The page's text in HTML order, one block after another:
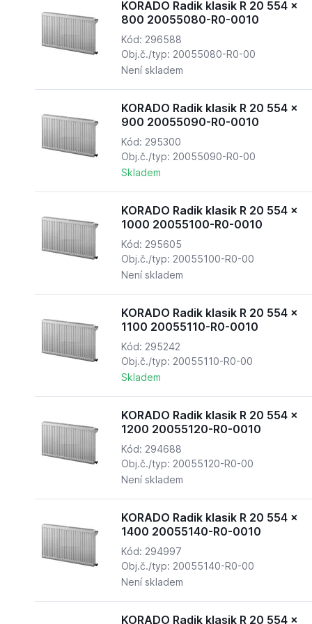
KORADO Radik klasik R 20 554 x
800 20055080-R0-0010
Kód: 296588
Obj.č./typ: 20055080-R0-00
Není skladem
KORADO Radik klasik R 20 554 x
900 20055090-R0-0010
Kód: 295300
Obj.č./typ: 20055090-R0-00
Skladem
KORADO Radik klasik R 20 554 x
1000 20055100-R0-0010
Kód: 295605
Obj.č./typ: 20055100-R0-00
Není skladem
KORADO Radik klasik R 20 554 x
1100 20055110-R0-0010
Kód: 295242
Obj.č./typ: 20055110-R0-00
Skladem
KORADO Radik klasik R 20 554 x
1200 20055120-R0-0010
Kód: 294688
Obj.č./typ: 20055120-R0-00
Není skladem
KORADO Radik klasik R 20 554 x
1400 20055140-R0-0010
Kód: 294997
Obj.č./typ: 20055140-R0-00
Není skladem
KORADO Radik klasik R 20 554 x